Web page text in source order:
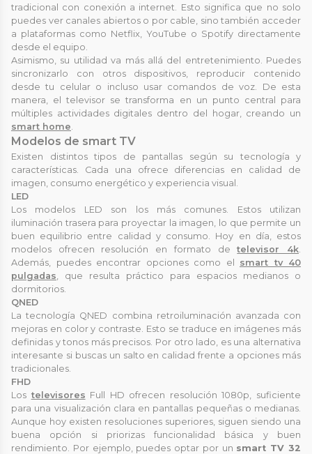
tradicional con conexión a internet. Esto significa que no solo
puedes ver canales abiertos o por cable, sino también acceder
a plataformas como Netflix, YouTube o Spotify directamente
desde el equipo.
Asimismo, su utilidad va más allá del entretenimiento. Puedes
sincronizarlo con otros dispositivos, reproducir contenido
desde tu celular o incluso usar comandos de voz. De esta
manera, el televisor se transforma en un punto central para
múltiples actividades digitales dentro del hogar, creando un
smart home
Modelos de smart TV
Existen distintos tipos de pantallas según su tecnología y
características. Cada una ofrece diferencias en calidad de
imagen, consumo energético y experiencia visual.
LED
Los modelos LED son los más comunes. Estos utilizan
iluminación trasera para proyectar la imagen, lo que permite un
buen equilibrio entre calidad y consumo. Hoy en día, estos
modelos ofrecen resolución en formato detelevisor 4k
Además, puedes encontrar opciones como el smart tv 40
pulgadas , que resulta práctico para espacios medianos o
dormitorios.
QNED
La tecnología QNED combina retroiluminación avanzada con
mejoras en color y contraste. Esto se traduce en imágenes más
definidas y tonos más precisos. Por otro lado, es una alternativa
interesante si buscas un salto en calidad frente a opciones más
tradicionales.
FHD
Los televisores Full HD ofrecen resolución 1080p, suficiente
para una visualización clara en pantallas pequeñas o medianas.
Aunque hoy existen resoluciones superiores, siguen siendo una
buena opción si priorizas funcionalidad básica y buen
rendimiento. Por ejemplo, puedes optar por un smart TV 32